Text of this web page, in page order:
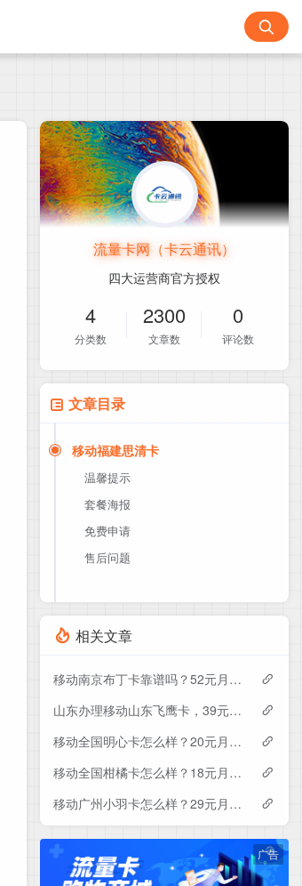
流量卡网（卡云通讯）
四大运营商官方授权
4
分类数
2300
文章数
0
评论数
文章目录
移动福建思清卡
温馨提示
套餐海报
免费申请
售后问题
相关文章
移动南京布丁卡靠谱吗？52元月租包110G+200分钟实测分享
山东办理移动山东飞鹰卡，39元月租包100G+300分钟
移动全国明心卡怎么样？20元月租包350G+200分钟+会员——移动流量卡测评
移动全国柑橘卡怎么样？18元月租包160G+100分钟+会员——移动流量卡测评
移动广州小羽卡怎么样？29元月租包150G+100分钟+会员——移动流量卡测评
广告